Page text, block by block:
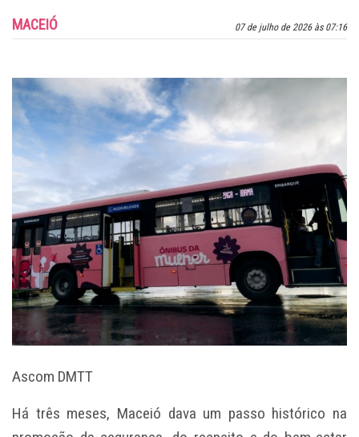
07 de julho de 2026 às 07:16
MACEIÓ
Ascom DMTT
Há três meses, Maceió dava um passo histórico na